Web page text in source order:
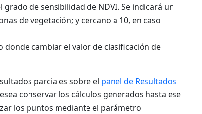
de sensibilidad de NDVI. Se indicará un
de vegetación; y cercano a 10, en caso
donde cambiar el valor de clasificación de
parciales sobre el panel de Resultados
conservar los cálculos generados hasta ese
los puntos mediante el parámetro